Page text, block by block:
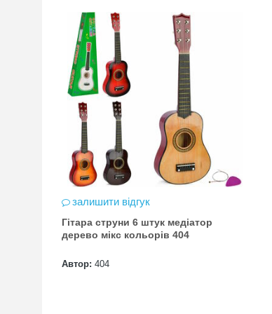
залишити відгук
Гітара струни 6 штук медіатор
дерево мікс кольорів 404
Автор: 404